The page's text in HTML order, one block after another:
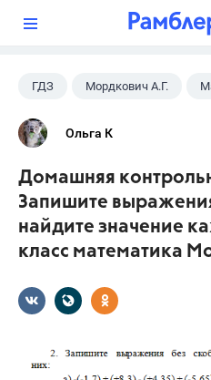
ГДЗ Мордкович А.Г.
6 класс
Ольга К
Домашняя
Запишите
найдите значение
класс математика